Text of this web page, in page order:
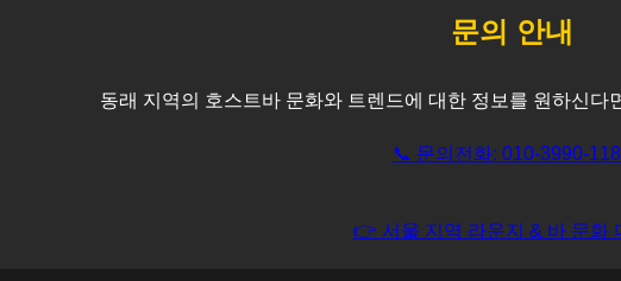
문의 안내
동래 지역의 호스트바 문화와 트렌드에 대한 정보를 원하신다
📞 문의전화: 010-3990-
👉 서울 지역 라운지 & 바 문화